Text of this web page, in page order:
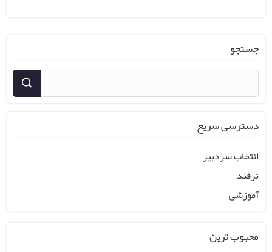
جستجو
دسترسی سریع
انتخاب سردبیر
ترفند
آموزشی
محبوب ترین